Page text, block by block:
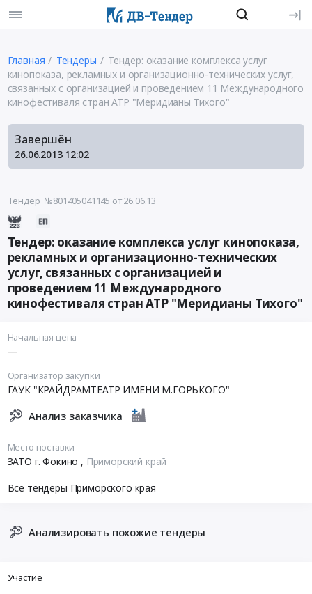
Главная Тендеры
Тендер: оказание комплекса услуг
кинопоказа, рекламных и организационно-технических услуг,
связанных с организацией и проведением 11 Международного
кинофестиваля стран АТР "Меридианы Тихого"
Завершён
26.06.2013 12:02
Тендер №801405041145 от 26.06.13
Тендер: оказание комплекса услуг кинопоказа,
рекламных и организационно-технических
услуг, связанных с организацией и
проведением 11 Международного
кинофестиваля стран АТР "Меридианы Тихого"
Начальная цена
—
Организатор закупки
ГАУК "КРАЙДРАМТЕАТР ИМЕНИ М.ГОРЬКОГО"
Анализ заказчика
Место поставки
ЗАТО г. Фокино , Приморский край
Все тендеры Приморского края
Анализировать похожие тендеры
Участие